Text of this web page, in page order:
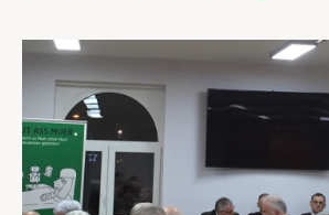
Assistance en vie privée
Développement professionnel